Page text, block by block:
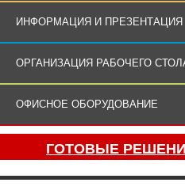
ИНФОРМАЦИЯ И ПРЕЗЕНТАЦИЯ
ОРГАНИЗАЦИЯ РАБОЧЕГО
ОФИСНОЕ ОБОРУДОВАНИЕ
ГОТОВЫЕ